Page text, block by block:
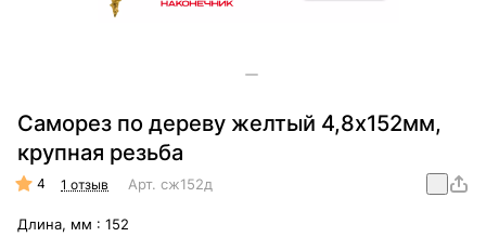
Саморез по дереву желтый 4,8х152мм,
крупная резьба
4 1 отзыв Арт. сж152д
Длина, мм : 152